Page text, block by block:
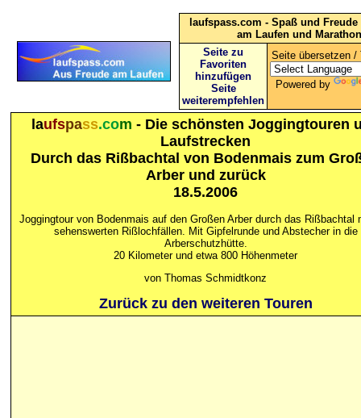
laufspass.com - Spaß und
am Laufen und Marathon
Seite zu
Favoriten
hinzufügen
Seite
weiterempfehlen
Seite übersetzen /
Powered by
laufspass.com - Die schönsten Joggingtouren
Laufstrecken
Durch das Rißbachtal von Bodenmais zum
Arber und zurück
18.5.2006
Joggingtour von Bodenmais auf den Großen Arber durch das Rißbachtal
sehenswerten Rißlochfällen. Mit Gipfelrunde und Abstecher in die
Arberschutzhütte.
20 Kilometer und etwa 800 Höhenmeter
von Thomas Schmidtkonz
Zurück zu den weiteren Touren